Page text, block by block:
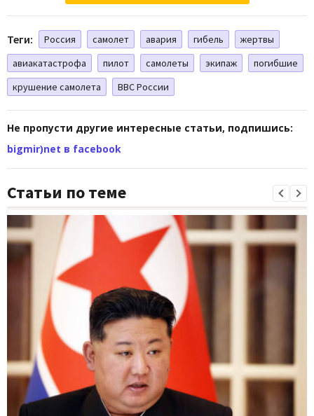
Теги: Россия самолет авария гибель
жертвы
авиакатастрофа
пилот самолеты экипаж
погибшие
крушение самолета
ВВС России
Не пропусти другие интересные статьи, подпишись:
bigmir)net в facebook
Статьи по теме